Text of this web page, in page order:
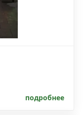
подробнее